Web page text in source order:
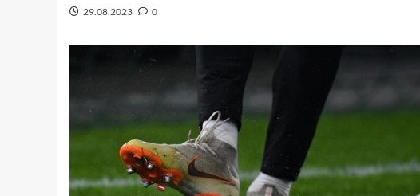
29.08.2023 0